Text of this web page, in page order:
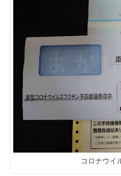
コロナウイ